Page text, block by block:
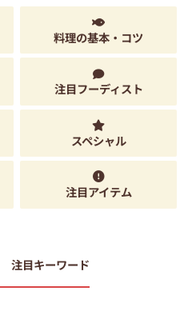
料理の基本・コツ
注目フーディスト
スペシャル
注目アイテム
注目キーワード